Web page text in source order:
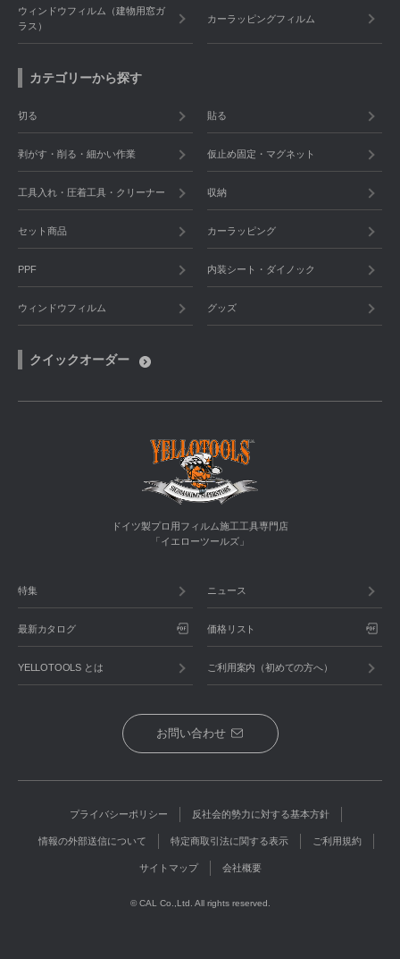
ウィンドウフィルム（建物用窓ガ
ラス）
カーラッピングフィルム
カテゴリーから探す
切る 貼る
剥がす・削る・細かい作業 仮止め固定・マグネット
工具入れ・圧着工具・クリーナー 収納
セット商品 カーラッピング
PPF 内装シート・ダイノック
ウィンドウフィルム グッズ
クイックオーダー
ドイツ製プロ用フィルム施工工具専門店
「イエローツールズ」
特集 ニュース
最新カタログ 価格リスト
YELLOTOOLS とは ご利用案内（初めての方へ）
お問い合わせ
プライバシーポリシー 反社会的勢力に対する基本方針
情報の外部送信について 特定商取引法に関する表示 ご利用規約
サイトマップ 会社概要
© CAL Co.,Ltd. All rights reserved.